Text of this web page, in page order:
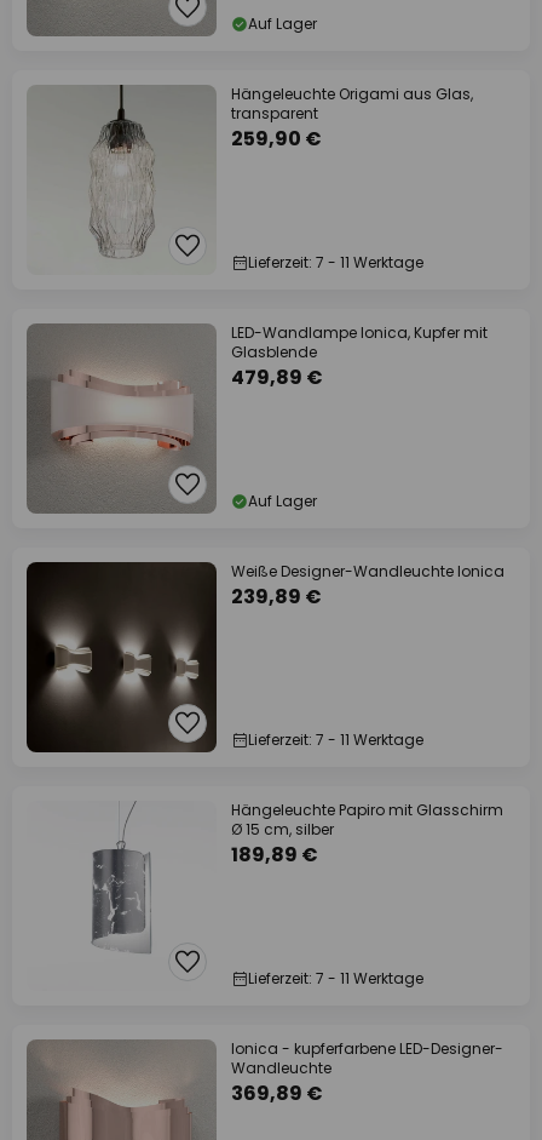
Auf Lager
Hängeleuchte Origami aus Glas,
transparent
259,90 €
Lieferzeit: 7 - 11 Werktage
LED-Wandlampe Ionica, Kupfer mit
Glasblende
479,89 €
Auf Lager
Weiße Designer-Wandleuchte Ionica
239,89 €
Lieferzeit: 7 - 11 Werktage
Hängeleuchte Papiro mit Glasschirm
Ø 15 cm, silber
189,89 €
Lieferzeit: 7 - 11 Werktage
Ionica - kupferfarbene LED-Designer-
Wandleuchte
369,89 €